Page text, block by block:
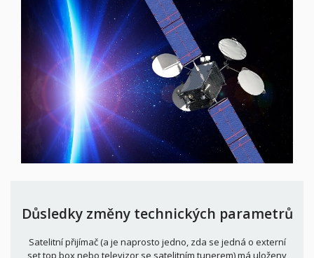
Důsledky změny technických parametrů
Satelitní přijímač (a je naprosto jedno, zda se jedná o externí
set top box nebo televizor se satelitním tunerem) má uloženy